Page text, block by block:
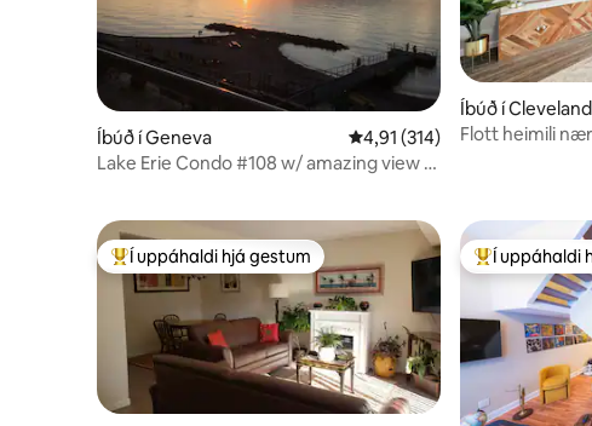
Íbúð í Geneva 4,91 af 5 í meðaleinkunn, 314
4,91 (314)
Lake Erie Condo #108 w/ amazing view &
Íbúð í Cleveland
Flott heimili
Í mestu uppáhaldi hjá gestum
Í uppáhaldi hjá gestum Í mestu
Í uppáhaldi